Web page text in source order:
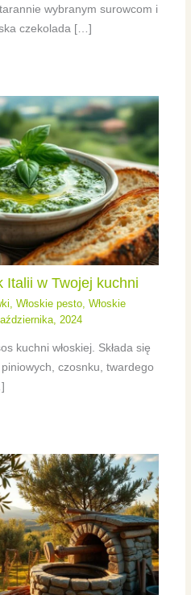
wybranym surowcom i
czekolada […]
Italii w Twojej kuchni
,Włoskie pesto ,Włoskie
2024
kuchni włoskiej. Składa się
czosnku, twardego